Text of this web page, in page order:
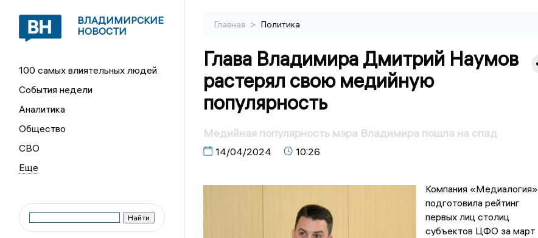
ВЛАДИМИРСКИЕ
НОВОСТИ
100 самых влиятельных людей
События недели
Аналитика
Общество
СВО
Главная > Политика
Глава Владимира Дмитрий Наумов
растерял свою медийную
популярность
Медийная популярность мэра Владимира пошла на спад
14/04/2024 10:26
Компания «Медиалогия»
подготовила рейтинг
первых лиц столиц
субъектов ЦФО за март